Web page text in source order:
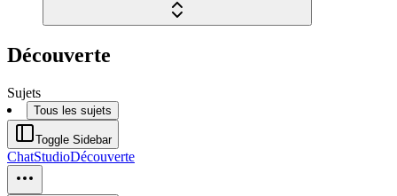
Découverte
Sujets
Tous les sujets
Toggle Sidebar
ChatStudioDécouverte